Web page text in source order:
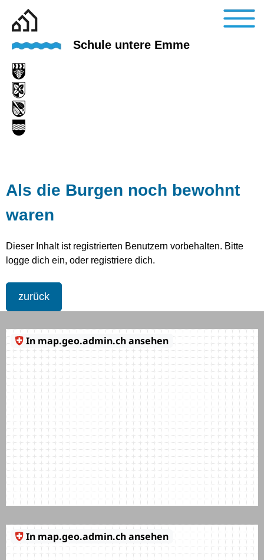
Schule untere Emme
Als die Burgen noch bewohnt
waren
Dieser Inhalt ist registrierten Benutzern vorbehalten. Bitte
logge dich ein, oder registriere dich.
zurück